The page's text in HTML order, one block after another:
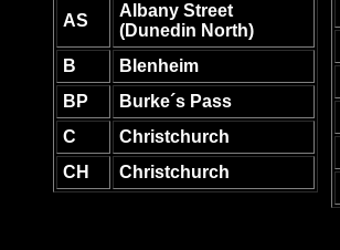
AS
Albany Street
(Dunedin North)
B
Blenheim
BP
Burke´s Pass
C
Christchurch
CH
Christchurch